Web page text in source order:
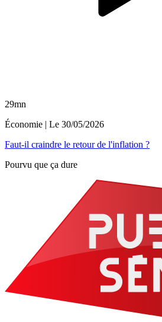
29mn
Économie | Le 30/05/2026
Faut-il craindre le retour de l'inflation ?
Pourvu que ça dure